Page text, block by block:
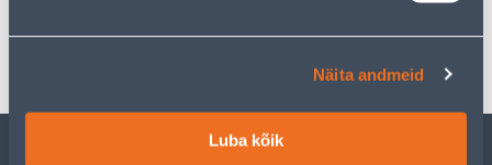
Näita andmeid
Luba kõik
Transport